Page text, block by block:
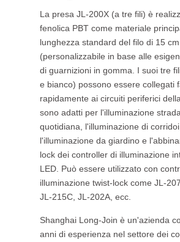
La presa JL-200X (a tre fili) è
fenolica PBT come materiale
lunghezza standard del filo di 15 cm
(personalizzabile in base alle
di guarnizioni in gomma. I suoi tre
e bianco) possono essere collegati
rapidamente ai circuiti periferici
sono adatti per l'illuminazione
quotidiana, l'illuminazione di
l'illuminazione da giardino e
lock dei controller di illuminazione
LED. Può essere utilizzato con
illuminazione twist-lock come JL-
JL-215C, JL-202A, ecc.
Shanghai Long-Join è un'azienda
anni di esperienza nel settore dei